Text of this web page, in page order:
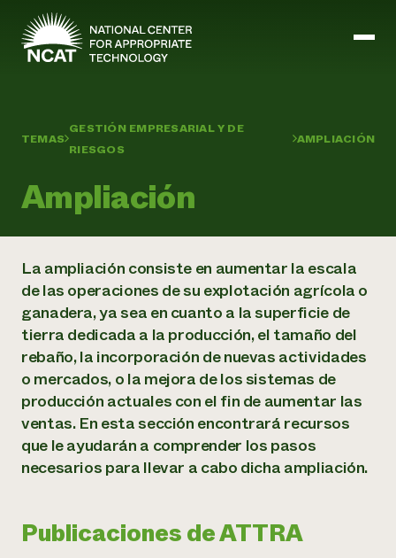
Ir al contenido principal
Misión y visión
ATTRA
Liderazgo
Personal
Regiones
Consejo de Administración
Carreras profesionales
Informes anuales y financieros
Historias de impacto
impacto 2024
ATTRA
Pastoreo regenerativo
Tierra para el agua
Programa de transición a la asociación orgánica
Programa de mejora de la calidad de la lana
Armados para cultivar
Latinos en la agricultura
Las mujeres en la agricultura
Evento anual de reciclaje de productos electrónicos
Gestión empresarial y de riesgos
Cultivos
Energía, herramientas y equipos agrícolas
Métodos agrícolas y ganaderos
Ganadería
Marketing
Agricultura y ganadería ecológicas
Suelo y agua
Blog
Cursos cortos
Vídeos
Formación "Armed to Farm
Calendario de actos
Asociaciones empresariales
Donaciones planificadas
Boletín
Consultas de los medios de comunicación
TEMAS
GESTIÓN EMPRESARIAL Y DE
RIESGOS
AMPLIACIÓN
Ampliación
La ampliación consiste en aumentar la escala
de las operaciones de su explotación agrícola o
ganadera, ya sea en cuanto a la superficie de
tierra dedicada a la producción, el tamaño del
rebaño, la incorporación de nuevas actividades
o mercados, o la mejora de los sistemas de
producción actuales con el fin de aumentar las
ventas. En esta sección encontrará recursos
que le ayudarán a comprender los pasos
necesarios para llevar a cabo dicha ampliación.
Publicaciones de ATTRA